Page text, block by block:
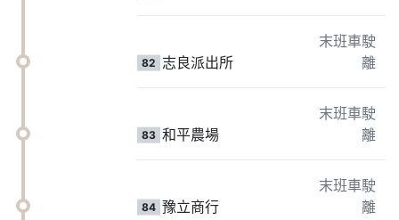
82 志良派出所
末班車駛
離
83 和平農場
末班車駛
離
84 豫立商行
末班車駛
離